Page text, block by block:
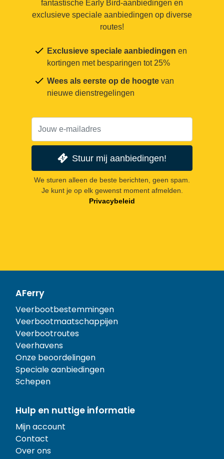
fantastische Early Bird-aanbiedingen en
exclusieve speciale aanbiedingen op diverse
routes!
Exclusieve speciale aanbiedingen en
kortingen met besparingen tot 25%
Wees als eerste op de hoogte van
nieuwe dienstregelingen
Stuur mij aanbiedingen!
We sturen alleen de beste berichten, geen spam.
Je kunt je op elk gewenst moment afmelden.
Privacybeleid
AFerry
Veerbootbestemmingen
Veerbootmaatschappijen
Veerbootroutes
Veerhavens
Onze beoordelingen
Speciale aanbiedingen
Schepen
Hulp en nuttige informatie
Mijn account
Contact
Over ons